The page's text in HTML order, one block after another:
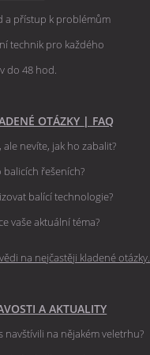
a přístup k problémům
technik pro každého
do 48 hod.
OTÁZKY | FAQ
nevíte, jak ho zabalit?
řešeních?
balící technologie?
vaše aktuální téma?
na nejčastěji kladené otázky.
A AKTUALITY
navštívili na nějakém veletrhu?